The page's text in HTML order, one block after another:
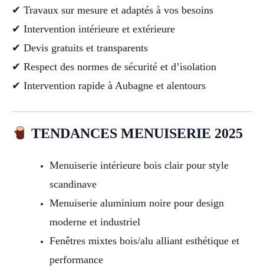
✔ Travaux sur mesure et adaptés à vos besoins
✔ Intervention intérieure et extérieure
✔ Devis gratuits et transparents
✔ Respect des normes de sécurité et d’isolation
✔ Intervention rapide à Aubagne et alentours
TENDANCES MENUISERIE 2025
Menuiserie intérieure bois clair pour style
scandinave
Menuiserie aluminium noire pour design
moderne et industriel
Fenêtres mixtes bois/alu alliant esthétique et
performance